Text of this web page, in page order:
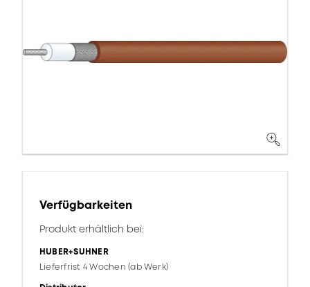
Verfügbarkeiten
Produkt erhältlich bei:
HUBER+SUHNER
Lieferfrist 4 Wochen (ab Werk)